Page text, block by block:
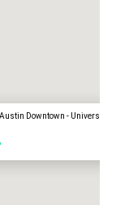
de la
Downtown - University